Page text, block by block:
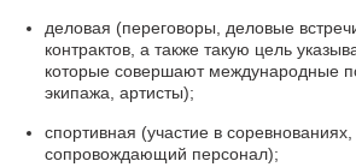
деловая (переговоры, деловые
контрактов, а также такую цель
которые совершают международные
экипажа, артисты);
спортивная (участие в
сопровождающий персонал);